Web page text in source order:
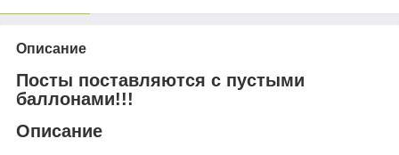
Описание
Посты поставляются с пустыми
баллонами!!!
Описание